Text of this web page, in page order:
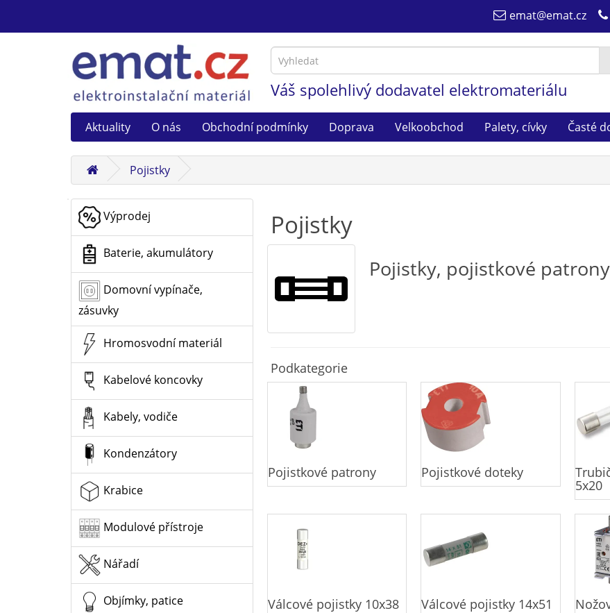
emat@emat.cz
Váš spolehlivý dodavatel elektromateriálu
Aktuality O nás Obchodní podmínky Doprava Velkoobchod Palety, cívky Časté
Pojistky
Výprodej
Baterie, akumulátory
Domovní vypínače,
zásuvky
Hromosvodní materiál
Kabelové koncovky
Kabely, vodiče
Kondenzátory
Krabice
Modulové přístroje
Nářadí
Objímky, patice
Pojistky
Pojistky, pojistkové
Podkategorie
Pojistkové patrony Pojistkové doteky
5x20
Válcové pojistky 10x38 Válcové pojistky 14x51